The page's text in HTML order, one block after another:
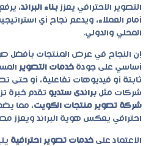
التصوير الاحترافي يعزز بناء البراند،
أمام العملاء، ويدعم نجاح أي
المحلي والدولي.
إن النجاح في عرض المنتجات بأفضل
أساسي على جودة خدمات التصوير
شركات مثل براندى ستديو تقدم خبرة
شركة تصوير منتجات الكويت، مما
احترافي يعكس هوية البراند ويعزز
الاعتماد على خدمات تصوير احترافية